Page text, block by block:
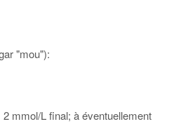
"mou"):
mmol/L final; à éventuellement